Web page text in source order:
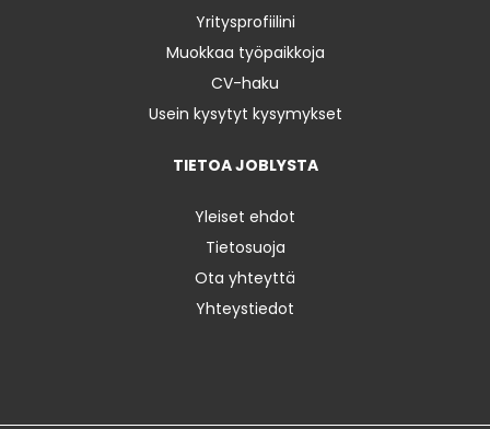
Yritysprofiilini
Muokkaa työpaikkoja
CV-haku
Usein kysytyt kysymykset
TIETOA JOBLYSTA
Yleiset ehdot
Tietosuoja
Ota yhteyttä
Yhteystiedot